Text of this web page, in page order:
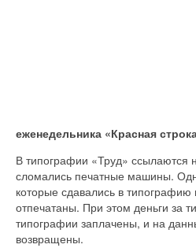
еженедельника «Красная
В типографии «Труд» ссылаются
сломались печатные машины.
которые сдавались в типографию
отпечатаны. При этом деньги за
типографии заплачены, и на
возвращены.